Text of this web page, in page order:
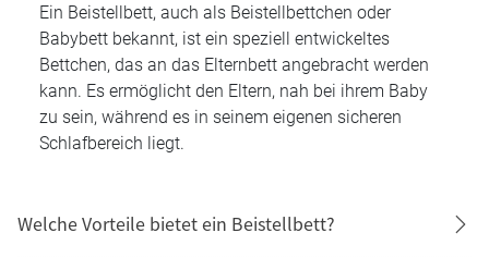
Ein Beistellbett, auch als Beistellbettchen oder
Babybett bekannt, ist ein speziell entwickeltes
Bettchen, das an das Elternbett angebracht werden
kann. Es ermöglicht den Eltern, nah bei ihrem Baby
zu sein, während es in seinem eigenen sicheren
Schlafbereich liegt.
Welche Vorteile bietet ein Beistellbett?